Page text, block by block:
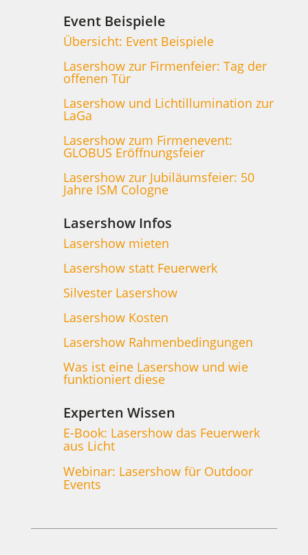
Event Beispiele
Übersicht: Event Beispiele
Lasershow zur Firmenfeier: Tag der
offenen Tür
Lasershow und Lichtillumination zur
LaGa
Lasershow zum Firmenevent:
GLOBUS Eröffnungsfeier
Lasershow zur Jubiläumsfeier: 50
Jahre ISM Cologne
Lasershow Infos
Lasershow mieten
Lasershow statt Feuerwerk
Silvester Lasershow
Lasershow Kosten
Lasershow Rahmenbedingungen
Was ist eine Lasershow und wie
funktioniert diese
Experten Wissen
E-Book: Lasershow das Feuerwerk
aus Licht
Webinar: Lasershow für Outdoor
Events